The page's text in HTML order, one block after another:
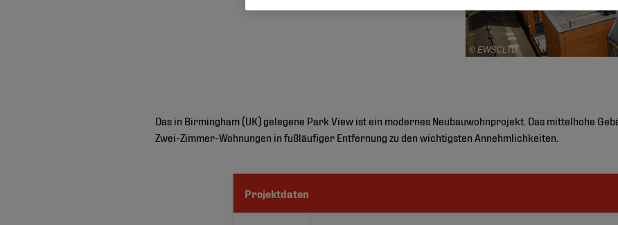
© EWSCLTD
Das in Birmingham (UK) gelegene Park View ist ein modernes Neubauwohnprojekt. Das mittelhohe
Zwei-Zimmer-Wohnungen in fußläufiger Entfernung zu den wichtigsten Annehmlichkeiten.
Projektdaten